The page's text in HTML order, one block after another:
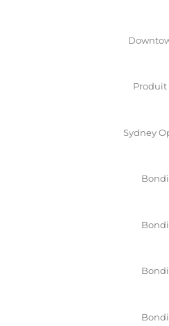
Produit
Sydney